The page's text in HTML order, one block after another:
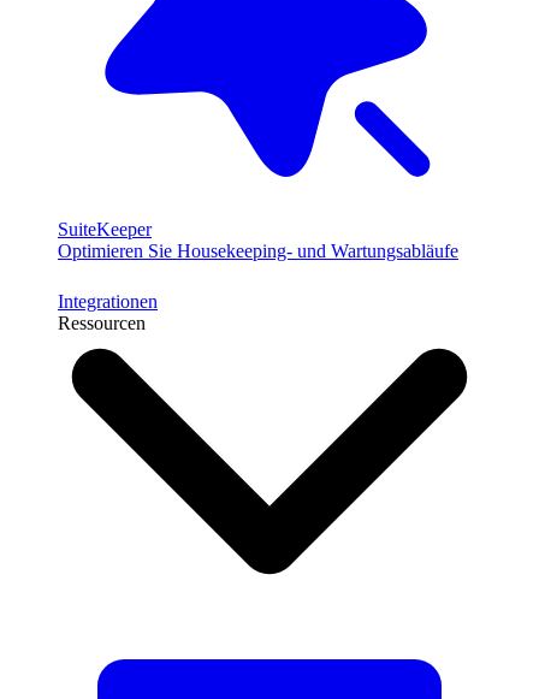
SuiteKeeper
Optimieren Sie Housekeeping- und Wartungsabläufe
Integrationen
Ressourcen